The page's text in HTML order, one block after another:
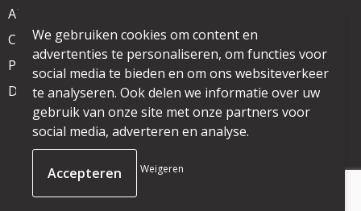
Algemene voorwaarden
Cookieverklaring
Privacyverklaring
Disclaimer
© Copyright mijnpromo.nl 2025
We gebruiken cookies om content en
advertenties te personaliseren, om functies voor
social media te bieden en om ons websiteverkeer
te analyseren. Ook delen we informatie over uw
gebruik van onze site met onze partners voor
social media, adverteren en analyse.
Weigeren